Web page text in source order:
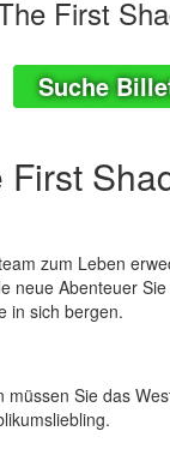
First
Suche
zum Leben
neue Abenteuer
in sich bergen.
Sie das